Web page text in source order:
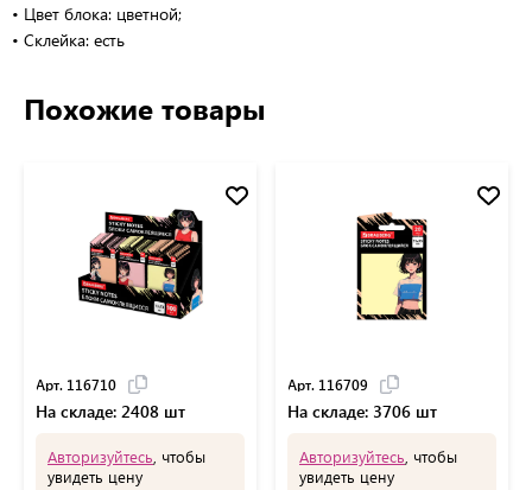
• Цвет блока: цветной;
• Склейка: есть
Похожие товары
Арт. 116710
На складе: 2408 шт
Авторизуйтесь , чтобы
увидеть цену
Арт. 116709
На складе: 3706 шт
Авторизуйтесь , чтобы
увидеть цену